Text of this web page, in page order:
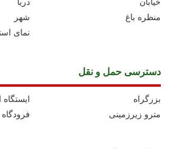
شهر
منظره باغ
نمای
دسترسی حمل و نقل
بزرگراه
مترو زیرزمینی